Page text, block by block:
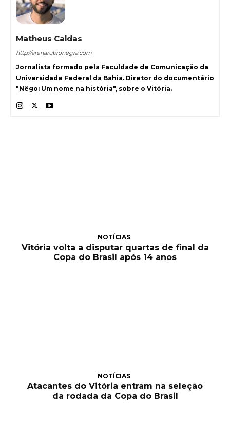
Matheus Caldas
http://arenarubronegra.com
Jornalista formado pela Faculdade de Comunicação da
Universidade Federal da Bahia. Diretor do documentário
"Nêgo: Um nome na história", sobre o Vitória.
NOTÍCIAS
Vitória volta a disputar quartas de final da
Copa do Brasil após 14 anos
NOTÍCIAS
Atacantes do Vitória entram na seleção
da rodada da Copa do Brasil